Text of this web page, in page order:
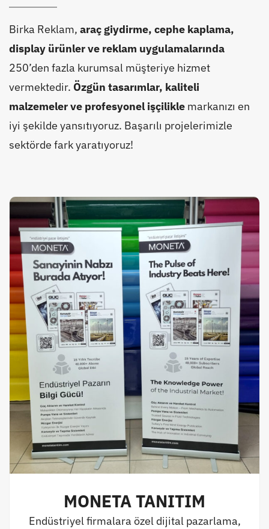
Birka Reklam, araç giydirme, cephe kaplama,
display ürünler ve reklam uygulamalarında
250’den fazla kurumsal müşteriye hizmet
vermektedir. Özgün tasarımlar, kaliteli
malzemeler ve profesyonel işçiliklemarkanızı en
iyi şekilde yansıtıyoruz. Başarılı projelerimizle
sektörde fark yaratıyoruz!
MONETA TANITIM
Endüstriyel firmalara özel dijital pazarlama,